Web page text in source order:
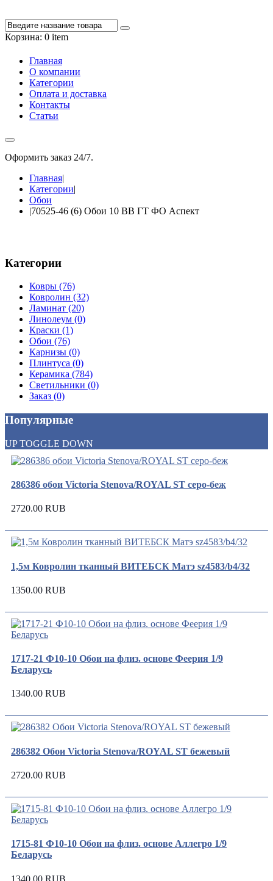
Корзина: 0 item
Главная
О компании
Категории
Оплата и доставка
Контакты
Статьи
Оформить заказ 24/7.
Главная|
Категории|
Обои
|70525-46 (6) Обои 10 ВВ ГТ ФО Аспект
Категории
Ковры (76)
Ковролин (32)
Ламинат (20)
Линолеум (0)
Краски (1)
Обои (76)
Карнизы (0)
Плинтуса (0)
Керамика (784)
Светильники (0)
Заказ (0)
Популярные
UP TOGGLE DOWN
286386 обои Victoria Stenova/ROYAL ST серо-беж
2720.00 RUB
1,5м Ковролин тканный ВИТЕБСК Матэ sz4583/b4/32
1350.00 RUB
1717-21 Ф10-10 Обои на флиз. основе Феерия 1/9
Беларусь
1340.00 RUB
286382 Обои Victoria Stenova/ROYAL ST бежевый
2720.00 RUB
1715-81 Ф10-10 Обои на флиз. основе Аллегро 1/9
Беларусь
1340.00 RUB